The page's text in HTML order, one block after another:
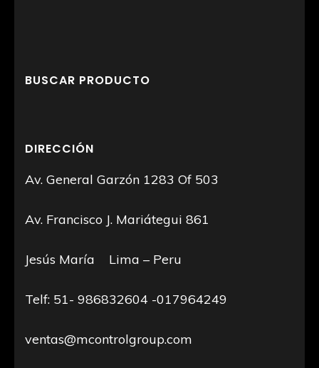
BUSCAR PRODUCTO
DIRECCIÓN
Av. General Garzón 1283 Of 503
Av. Francisco J. Mariátegui 861
Jesús María Lima – Peru
Telf: 51- 986832604 -017964249
ventas@mcontrolgroup.com